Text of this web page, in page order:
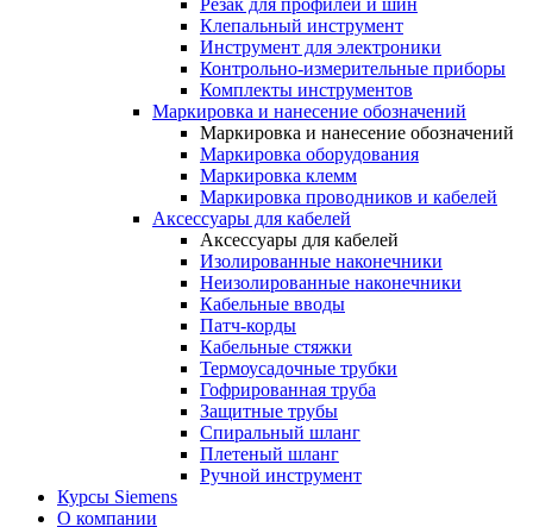
Резак для профилей и шин
Клепальный инструмент
Инструмент для электроники
Контрольно-измерительные приборы
Комплекты инструментов
Маркировка и нанесение обозначений
Маркировка и нанесение обозначений
Маркировка оборудования
Маркировка клемм
Маркировка проводников и кабелей
Аксессуары для кабелей
Аксессуары для кабелей
Изолированные наконечники
Неизолированные наконечники
Кабельные вводы
Патч-корды
Кабельные стяжки
Термоусадочные трубки
Гофрированная труба
Защитные трубы
Спиральный шланг
Плетеный шланг
Ручной инструмент
Курсы Siemens
О компании